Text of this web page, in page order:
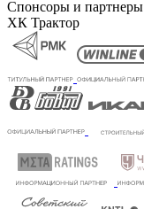
Спонсоры и партнеры
ХК Трактор